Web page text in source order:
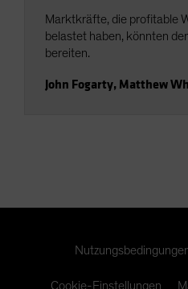
Marktkräfte, die profitable
belastet haben, könnten
bereiten.
John Fogarty, Matthew
Cookie-Einstellungen